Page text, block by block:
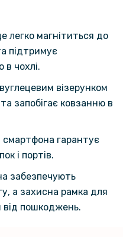
для Oneplus 15, Black
для Oneplus 15
легко магнітиться до
підтримує
в чохлі.
візерунком
запобігає ковзанню в
смартфона гарантує
і портів.
забезпечують
а захисна рамка для
від пошкоджень.